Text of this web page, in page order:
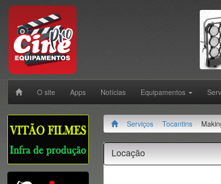
O site Apps Notícias Equipamentos
Serviços Tocantins
Locação